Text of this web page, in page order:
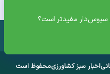
سبوس‌دار مفیدتر است؟
اخبار سبز کشاورزیمحفوظ است